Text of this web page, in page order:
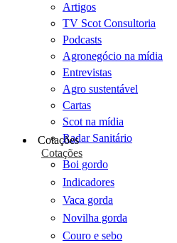
Artigos
TV Scot Consultoria
Podcasts
Agronegócio na mídia
Entrevistas
Agro sustentável
Cartas
Scot na mídia
Radar Sanitário
Cotações
Cotações
Boi gordo
Indicadores
Vaca gorda
Novilha gorda
Couro e sebo